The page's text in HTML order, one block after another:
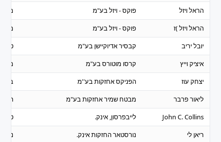
הראל ויזל פוקס - ויזל בע"מ
הראל ויזל )ז
פוקס - ויזל בע"מ
יובל יריב
קבסיר אדיוקיישן בע"מ
איציק וייץ
קרסו מוטורס בע"מ
יצחק עוז
הפניקס אחזקות בע''מ
ליאור פרבר
מבטח שמיר אחזקות בע"מ
John C. Collins
לייבפרסון, אינק.
ריאן לי
נורסטאר החזקות אינק.